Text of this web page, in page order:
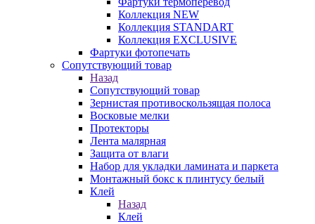
Коллекция NEW
Коллекция STANDART
Коллекция EXCLUSIVE
Фартуки фотопечать
Сопутствующий товар
Назад
Сопутствующий товар
Зернистая противоскользящая полоса
Восковые мелки
Протекторы
Лента малярная
Защита от влаги
Набор для укладки ламината и паркета
Монтажный бокс к плинтусу белый
Клей
Назад
Клей